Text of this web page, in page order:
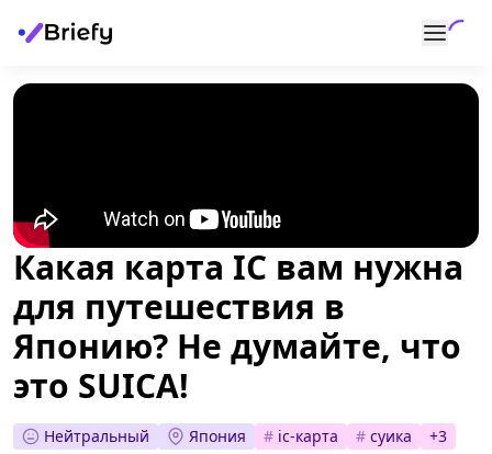
Какая карта IC вам нужна
для путешествия в
Японию? Не думайте, что
это SUICA!
Нейтральный Япония # ic-карта # суика +3